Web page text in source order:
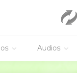
Audios
pas à rendre ces
du pays. Et
pas considéré
ici.